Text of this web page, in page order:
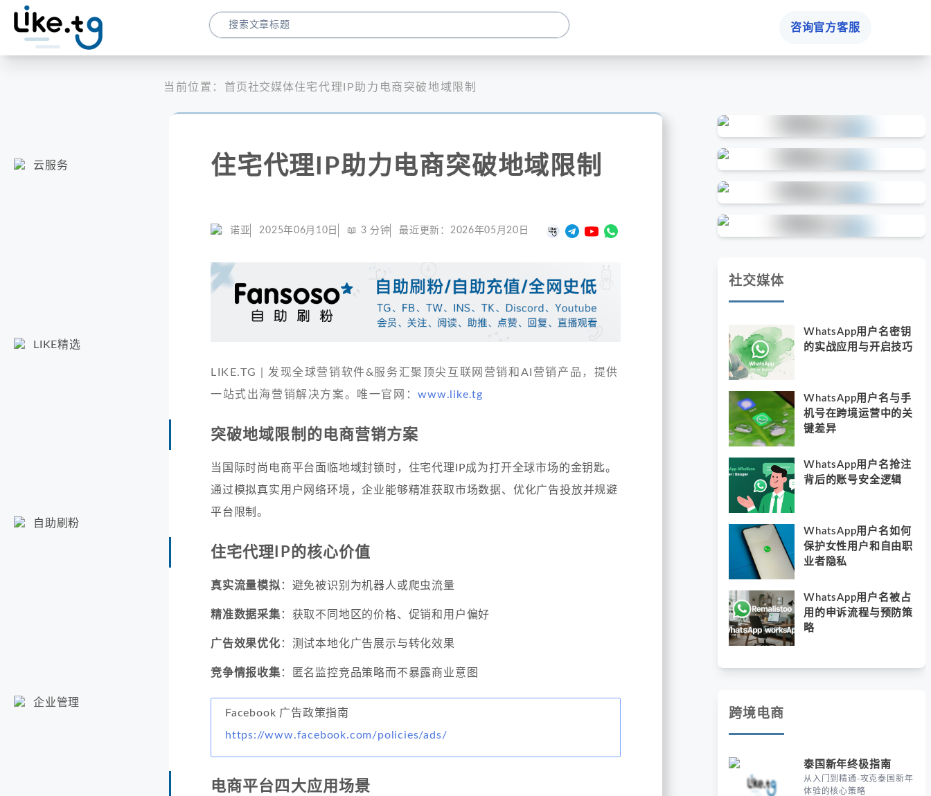
咨询官方客服
云服务
LIKE精选
自助刷粉
企业管理
当前位置： 首页社交媒体住宅代理IP助力电商突破地域限制
住宅代理IP助力电商突破地域限制
诺亚 2025年06月10日 📖 3 分钟 最近更新： 2026年05月20日
LIKE.TG | 发现全球营销软件&服务汇聚顶尖互联网营销和AI营销产品，提供
一站式出海营销解决方案。唯一官网：www.like.tg
突破地域限制的电商营销方案
当国际时尚电商平台面临地域封锁时，住宅代理IP成为打开全球市场的金钥匙。
通过模拟真实用户网络环境，企业能够精准获取市场数据、优化广告投放并规避
平台限制。
住宅代理IP的核心价值
真实流量模拟 ：避免被识别为机器人或爬虫流量
精准数据采集 ：获取不同地区的价格、促销和用户偏好
广告效果优化 ：测试本地化广告展示与转化效果
竞争情报收集 ：匿名监控竞品策略而不暴露商业意图
Facebook 广告政策指南
https://www.facebook.com/policies/ads/
电商平台四大应用场景
社交媒体
WhatsApp用户名密钥
的实战应用与开启技巧
WhatsApp用户名与手
机号在跨境运营中的关
键差异
WhatsApp用户名抢注
背后的账号安全逻辑
WhatsApp用户名如何
保护女性用户和自由职
业者隐私
WhatsApp用户名被占
用的申诉流程与预防策
略
跨境电商
泰国新年终极指南
从入门到精通-攻克泰国新年
体验的核心策略